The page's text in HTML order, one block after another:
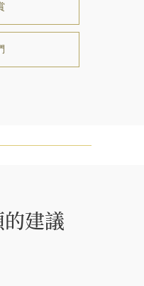
鑲嵌方式，
建議